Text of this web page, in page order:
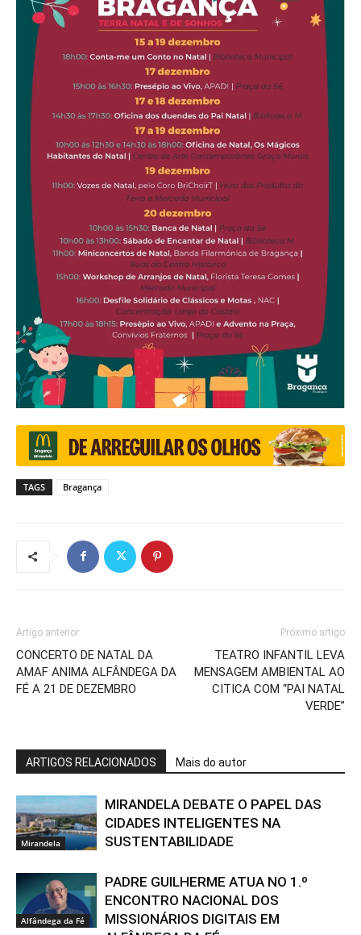
TAGS Bragança
Artigo anterior
CONCERTO DE NATAL DA
AMAF ANIMA ALFÂNDEGA DA
FÉ A 21 DE DEZEMBRO
Próximo artigo
TEATRO INFANTIL LEVA
MENSAGEM AMBIENTAL AO
CITICA COM “PAI NATAL
VERDE”
ARTIGOS RELACIONADOS Mais do autor
Mirandela
MIRANDELA DEBATE O PAPEL DAS
CIDADES INTELIGENTES NA
SUSTENTABILIDADE
Alfândega da Fé
PADRE GUILHERME ATUA NO 1.º
ENCONTRO NACIONAL DOS
MISSIONÁRIOS DIGITAIS EM